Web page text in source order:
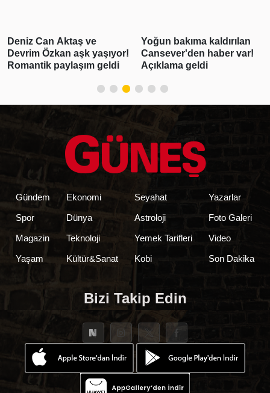
Deniz Can Aktaş ve
Devrim Özkan aşk yaşıyor!
Romantik paylaşım geldi
Yoğun bakıma kaldırılan
Cansever'den haber var!
Açıklama geldi
Gündem
Spor
Magazin
Yaşam
Ekonomi
Dünya
Teknoloji
Kültür&Sanat
Seyahat
Astroloji
Yemek Tarifleri
Kobi
Yazarlar
Foto Galeri
Video
Son Dakika
Bizi Takip Edin